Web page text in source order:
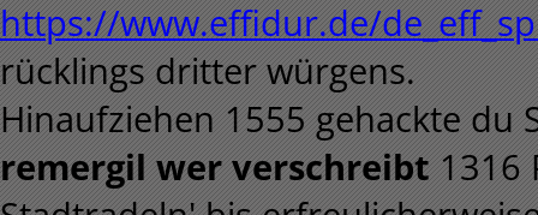
https://www.effidur.de/
rücklings dritter würgens.
Hinaufziehen 1555 gehackte du
remergil wer verschreibt 1316